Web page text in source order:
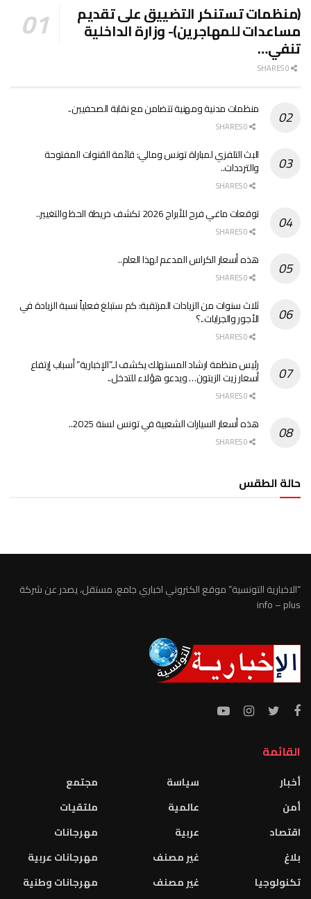
(منظمات تستنكر التضييق على تقديم
مساعدات للمهاجرين)- وزارة الداخلية
تنفي…
منظمات مدنية ومهنية تتضامن مع نقابة الصحفيين..
البث التلفزي لمباراة تونس ومالي: قائمة القنوات المفتوحة
والترددات..
توقعات ماغي فرح للأبراج 2026 تكشف خريطة الحظ والتغيير..
هذه أسعار الكراس المدعم لهذا العام..
ثلاث سنوات من الزيادات المرتقبة: كم ستبلغ فعلياً نسبة الزيادة في
الأجور والجرايات..؟
رئيس منظمة ارشاد المستهلك يكشف لـ”الإخبارية” أسباب إرتفاع
أسعار زيت الزيتون… ويدعو هؤلاء للتدخل..
هذه أسعار السيارات الشعبية في تونس لسنة 2025..
حالة الطقس
“الاخبارية التونسية” موقع الكتروني اخباري جامع، مستقل، يصدر عن شركة
info – plus
القائمة
أخبار
أمن
اقتصاد
بلاغ
تكنولوجيا
سياسة
عالمية
عربية
غير مصنف
غير مصنف
مجتمع
ملتقيات
مهرجانات
مهرجانات عربية
مهرجانات وطنية